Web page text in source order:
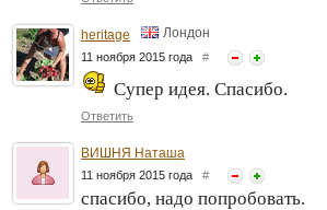
heritage Лондон
11 ноября 2015 года #
Супер идея. Спасибо.
Ответить
ВИШНЯ Наташа
11 ноября 2015 года #
спасибо, надо попробовать.